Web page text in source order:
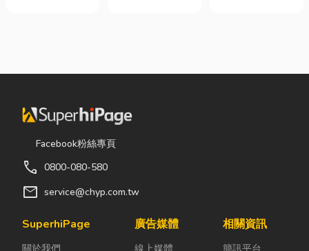
其實一間專業
計裝修團隊，
不只是提供空
間規劃與裝潢
每一個家的誕
生過程中，默
兼具美感、機
儀社，不只是
屬在艱難時刻
禮儀規劃、告
後續的行政協
著出貨。但你
路購物越來越
Facebook粉絲專頁
call 0800-080-580
mail service@chyp.com.tw
SuperhiPage
關於我們
廣告媒體
線上媒體
相關資訊
簡訊平台